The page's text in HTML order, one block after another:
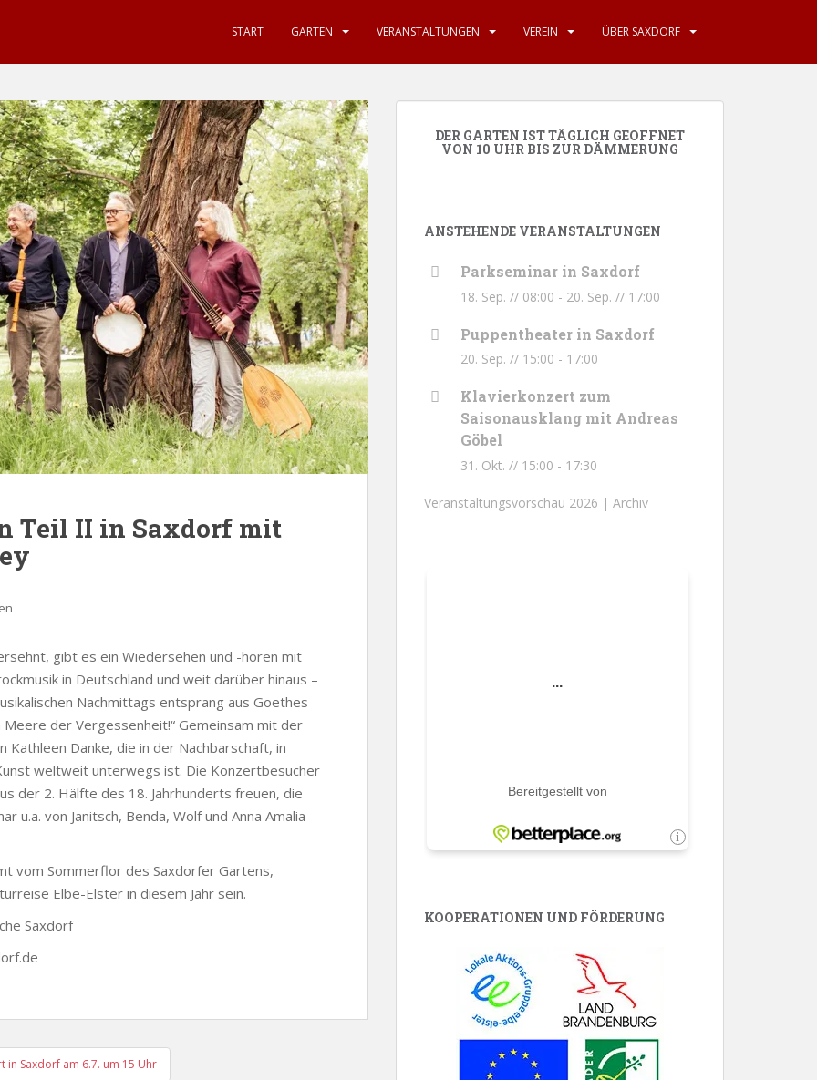
START GARTEN VERANSTALTUNGEN VEREIN ÜBER SAXDORF
Teil II in Saxdorf mit
gibt es ein Wiedersehen und -hören mit
in Deutschland und weit darüber hinaus –
Nachmittags entsprang aus Goethes
der Vergessenheit!“ Gemeinsam mit der
Danke, die in der Nachbarschaft, in
weltweit unterwegs ist. Die Konzertbesucher
der 2. Hälfte des 18. Jahrhunderts freuen, die
u.a. von Janitsch, Benda, Wolf und Anna Amalia
vom Sommerflor des Saxdorfer Gartens,
Elbe-Elster in diesem Jahr sein.
Saxdorf
in Saxdorf am 6.7. um 15 Uhr
DER GARTEN IST TÄGLICH GEÖFFNET
VON 10 UHR BIS ZUR DÄMMERUNG
ANSTEHENDE VERANSTALTUNGEN
Parkseminar in Saxdorf
18. Sep. // 08:00 - 20. Sep. // 17:00
Puppentheater in Saxdorf
20. Sep. // 15:00 - 17:00
Klavierkonzert zum
Saisonausklang mit Andreas
Göbel
31. Okt. // 15:00 - 17:30
Veranstaltungsvorschau 2026 | Archiv
KOOPERATIONEN UND FÖRDERUNG